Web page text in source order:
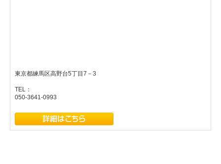
東京都練馬区高野台5丁目7－3
TEL：
050-3641-0993